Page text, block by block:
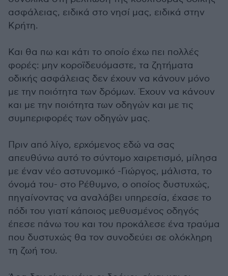
ασφάλειας, ειδικά στο νησί μας, ειδικά στην
Κρήτη.
Και θα πω και κάτι το οποίο έχω πει πολλές
φορές: μην κοροϊδευόμαστε, τα ζητήματα
οδικής ασφάλειας δεν έχουν να κάνουν μόνο
με την ποιότητα των δρόμων. Έχουν να κάνουν
και με την ποιότητα των οδηγών και με τις
συμπεριφορές των οδηγών μας.
Πριν από λίγο, ερχόμενος εδώ να σας
απευθύνω αυτό το σύντομο χαιρετισμό, μίλησα
με έναν νέο αστυνομικό -Γιώργος, μάλιστα, το
όνομά του- στο Ρέθυμνο, ο οποίος δυστυχώς,
πηγαίνοντας να αναλάβει υπηρεσία, έχασε το
πόδι του γιατί κάποιος μεθυσμένος οδηγός
έπεσε πάνω του και του προκάλεσε ένα τραύμα
που δυστυχώς θα τον συνοδεύει σε ολόκληρη
τη ζωή του.